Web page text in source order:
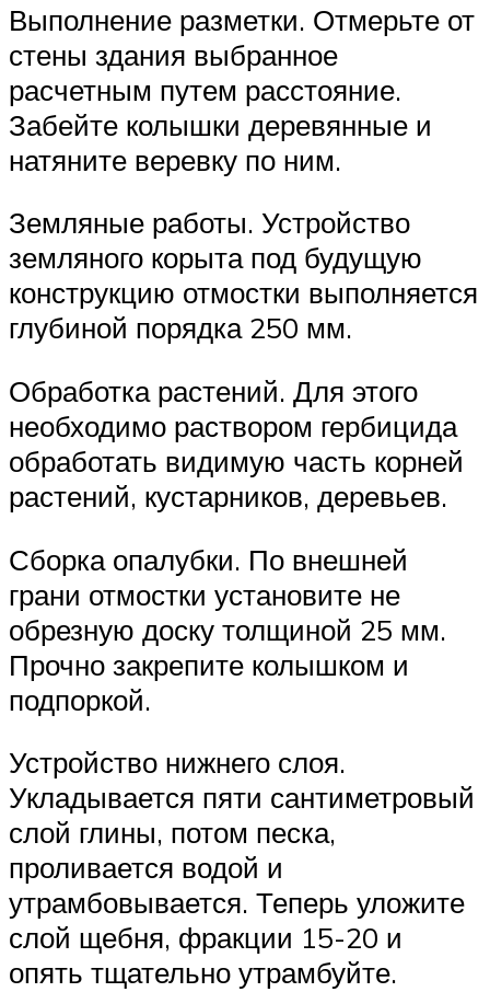
Выполнение разметки. Отмерьте от
стены здания выбранное
расчетным путем расстояние.
Забейте колышки деревянные и
натяните веревку по ним.
Земляные работы. Устройство
земляного корыта под будущую
конструкцию отмостки выполняется
глубиной порядка 250 мм.
Обработка растений. Для этого
необходимо раствором гербицида
обработать видимую часть корней
растений, кустарников, деревьев.
Сборка опалубки. По внешней
грани отмостки установите не
обрезную доску толщиной 25 мм.
Прочно закрепите колышком и
подпоркой.
Устройство нижнего слоя.
Укладывается пяти сантиметровый
слой глины, потом песка,
проливается водой и
утрамбовывается. Теперь уложите
слой щебня, фракции 15-20 и
опять тщательно утрамбуйте.